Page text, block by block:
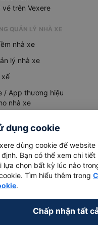
vé trên Vexere
QUẢN LÝ NHÀ XE
nhà xe
lý nhà xe
xế
/ App thương hiệu
nhà xe
AI
QUẢN LÝ HÀNG HOÁ
quản lý hàng hoá
lý hàng hoá
dụng cookie
dùng cookie để website
định. Bạn có thể xem chi tiết
lựa chọn bất kỳ lúc nào
Tìm hiểu thêm trong
.
Chấp nhận tất